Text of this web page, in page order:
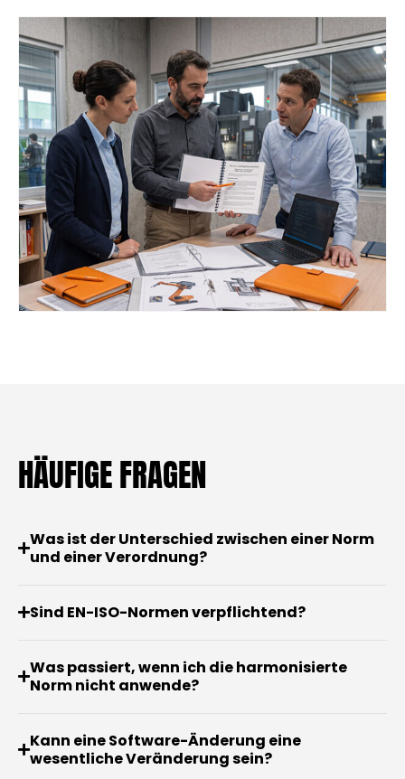
HÄUFIGE FRAGEN
Was ist der Unterschied zwischen einer Norm
und einer Verordnung?
Sind EN-ISO-Normen verpflichtend?
Was passiert, wenn ich die harmonisierte
Norm nicht anwende?
Kann eine Software-Änderung eine
wesentliche Veränderung sein?